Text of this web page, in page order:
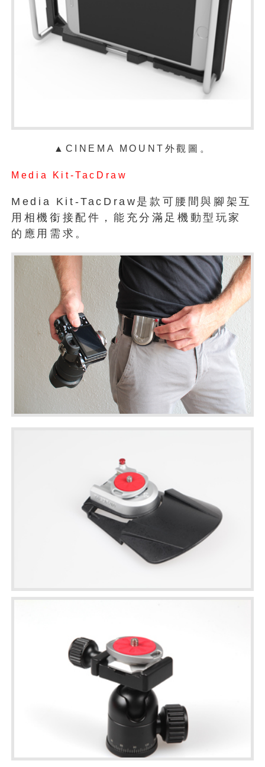
▲ CINEMA MOUNT外觀圖。
Media Kit-TacDraw
Media Kit-TacDraw是款可腰間與腳架互
用相機銜接配件，能充分滿足機動型玩家
的應用需求。